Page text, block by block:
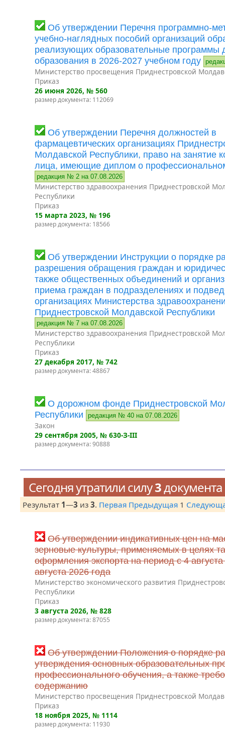
Об утверждении Перечня программно-
учебно-наглядных пособий организаций
реализующих образовательные программы
образования в 2026-2027 учебном году
Министерство просвещения Приднестровской
Приказ
26 июня 2026, № 560
размер документа: 112069
Об утверждении Перечня должностей в
фармацевтических организациях
Молдавской Республики, право на занятие
лица, имеющие диплом о
редакция № 2 на 07.08.2026
Министерство здравоохранения Приднестровской
Республики
Приказ
15 марта 2023, № 196
размер документа: 18566
Об утверждении Инструкции о порядке
разрешения обращения граждан и
также общественных объединений и
приема граждан в подразделениях и
организациях Министерства
Приднестровской Молдавской Республики
редакция № 7 на 07.08.2026
Министерство здравоохранения Приднестровской
Республики
Приказ
27 декабря 2017, № 742
размер документа: 48867
О дорожном фонде Приднестровской
Республики
редакция № 40 на 07.08.2026
Закон
29 сентября 2005, № 630-З-III
размер документа: 90888
Сегодня утратили силу3документа
Результат 1—3 из 3. Первая Предыдущая 1
Об утверждении индикативных цен на
зерновые культуры, применяемых в целях
оформления экспорта на период с 4
августа 2026 года
Министерство экономического развития
Республики
Приказ
3 августа 2026, № 828
размер документа: 87055
Об утверждении Положения о порядке
утверждения основных образовательных
профессионального обучения, а также
содержанию
Министерство просвещения Приднестровской
Приказ
18 ноября 2025, № 1114
размер документа: 11930